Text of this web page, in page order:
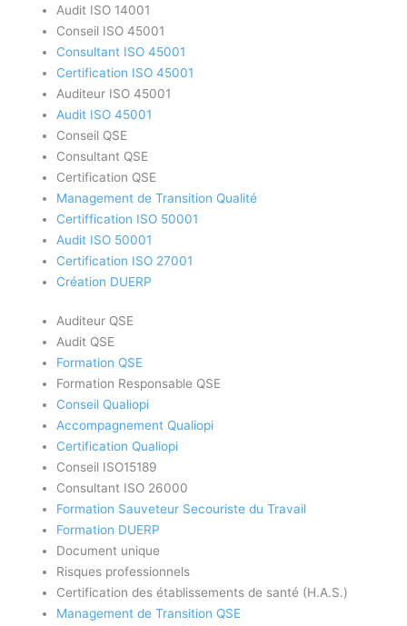
Audit ISO 14001
Conseil ISO 45001
Consultant ISO 45001
Certification ISO 45001
Auditeur ISO 45001
Audit ISO 45001
Conseil QSE
Consultant QSE
Certification QSE
Management de Transition Qualité
Certiffication ISO 50001
Audit ISO 50001
Certification ISO 27001
Création DUERP
Auditeur QSE
Audit QSE
Formation QSE
Formation Responsable QSE
Conseil Qualiopi
Accompagnement Qualiopi
Certification Qualiopi
Conseil ISO15189
Consultant ISO 26000
Formation Sauveteur Secouriste du Travail
Formation DUERP
Document unique
Risques professionnels
Certification des établissements de santé (H.A.S.)
Management de Transition QSE